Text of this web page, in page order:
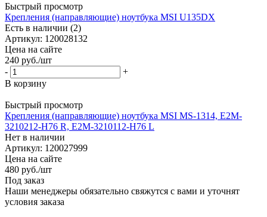
Быстрый просмотр
Крепления (направляющие) ноутбука MSI U135DX
Есть в наличии (2)
Артикул: 120028132
Цена на сайте
240 руб./шт
-
+
В корзину
Быстрый просмотр
Крепления (направляющие) ноутбука MSI MS-1314, E2M-
3210212-H76 R, E2M-3210112-H76 L
Нет в наличии
Артикул: 120027999
Цена на сайте
480 руб./шт
Под заказ
Наши менеджеры обязательно свяжутся с вами и уточнят
условия заказа